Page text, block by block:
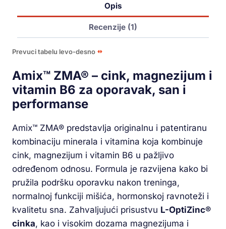
Opis
Recenzije (1)
Prevuci tabelu levo-desno
Amix™ ZMA® – cink, magnezijum i
vitamin B6 za oporavak, san i
performanse
Amix™ ZMA® predstavlja originalnu i patentiranu
kombinaciju minerala i vitamina koja kombinuje
cink, magnezijum i vitamin B6 u pažljivo
određenom odnosu. Formula je razvijena kako bi
pružila podršku oporavku nakon treninga,
normalnoj funkciji mišića, hormonskoj ravnoteži i
kvalitetu sna. Zahvaljujući prisustvu L-OptiZinc®
cinka, kao i visokim dozama magnezijuma i